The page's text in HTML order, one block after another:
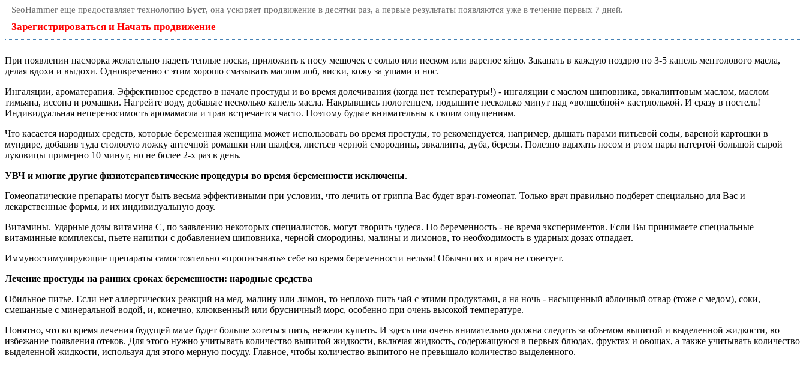
SeoHammer еще предоставляет технологию Буст, она ускоряет продвижение в десятки раз, а первые результаты появляются уже в течение первых 7 дней.
Зарегистрироваться и Начать продвижение
При появлении насморка желательно надеть теплые носки, приложить к носу мешочек с солью или песком или вареное яйцо. Закапать в каждую ноздрю по 3-5 капель ментолового масла,
делая вдохи и выдохи. Одновременно с этим хорошо смазывать маслом лоб, виски, кожу за ушами и нос.
Ингаляции, ароматерапия. Эффективное средство в начале простуды и во время долечивания (когда нет температуры!) - ингаляции с маслом шиповника, эвкалиптовым маслом, маслом
тимьяна, иссопа и ромашки. Нагрейте воду, добавьте несколько капель масла. Накрывшись полотенцем, подышите несколько минут над «волшебной» кастрюлькой. И сразу в постель!
Индивидуальная непереносимость аромамасла и трав встречается часто. Поэтому будьте внимательны к своим ощущениям.
Что касается народных средств, которые беременная женщина может использовать во время простуды, то рекомендуется, например, дышать парами питьевой соды, вареной картошки в
мундире, добавив туда столовую ложку аптечной ромашки или шалфея, листьев черной смородины, эвкалипта, дуба, березы. Полезно вдыхать носом и ртом пары натертой большой сырой
луковицы примерно 10 минут, но не более 2-х раз в день.
УВЧ и многие другие физиотерапевтические процедуры во время беременности исключены.
Гомеопатические препараты могут быть весьма эффективными при условии, что лечить от гриппа Вас будет врач-гомеопат. Только врач правильно подберет специально для Вас и
лекарственные формы, и их индивидуальную дозу.
Витамины. Ударные дозы витамина С, по заявлению некоторых специалистов, могут творить чудеса. Но беременность - не время экспериментов. Если Вы принимаете специальные
витаминные комплексы, пьете напитки с добавлением шиповника, черной смородины, малины и лимонов, то необходимость в ударных дозах отпадает.
Иммуностимулирующие препараты самостоятельно «прописывать» себе во время беременности нельзя! Обычно их и врач не советует.
Лечение простуды на ранних сроках беременности: народные средства
Обильное питье. Если нет аллергических реакций на мед, малину или лимон, то неплохо пить чай с этими продуктами, а на ночь - насыщенный яблочный отвар (тоже с медом), соки,
смешанные с минеральной водой, и, конечно, клюквенный или брусничный морс, особенно при очень высокой температуре.
Понятно, что во время лечения будущей маме будет больше хотеться пить, нежели кушать. И здесь она очень внимательно должна следить за объемом выпитой и выделенной жидкости, во
избежание появления отеков. Для этого нужно учитывать количество выпитой жидкости, включая жидкость, содержащуюся в первых блюдах, фруктах и овощах, а также учитывать количество
выделенной жидкости, используя для этого мерную посуду. Главное, чтобы количество выпитого не превышало количество выделенного.